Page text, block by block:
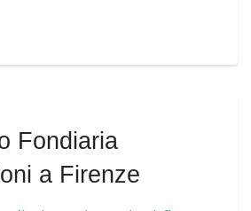
con prevalenza nel
Fondiaria
a Firenze